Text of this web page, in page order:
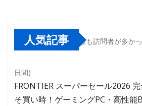
人気記事 最も訪問者が多か
日間)
FRONTIER スーパーセール2026
そ買い時！ゲーミングPC・高性能